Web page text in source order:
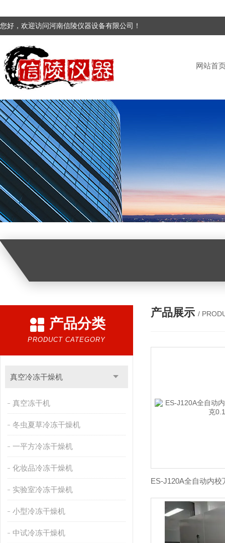
您好，欢迎访问河南信陵仪器设备有限公司！
网站首
产品分类
PRODUCT CATEGORY
真空冷冻干燥机
真空冻干机
冬虫夏草冷冻干燥机
一平方冷冻干燥机
化妆品冷冻干燥机
实验室冷冻干燥机
小型冷冻干燥机
中试冷冻干燥机
产品展示 /